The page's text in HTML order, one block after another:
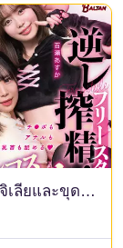
BAGR-022 การรีดนมแบบฟรีสไตล์! โมจิเลียและขุดสัตว์เพราะฮาเร็มกับกางเกงชั้นในของฮินาตะ ฮิคาเงะและรูปถ่าย